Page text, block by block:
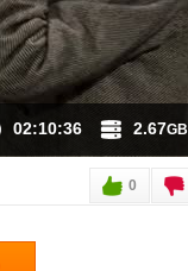
02:10:36 2.67GB
0